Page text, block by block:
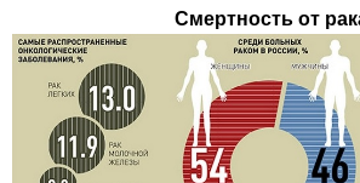
Смертность от